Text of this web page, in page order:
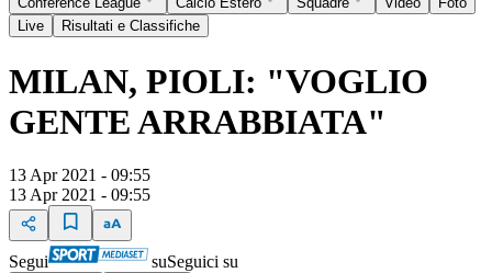
Live
Risultati e Classifiche
MILAN, PIOLI: "VOGLIO
GENTE ARRABBIATA"
13 Apr 2021 - 09:55
13 Apr 2021 - 09:55
Segui suSeguici su